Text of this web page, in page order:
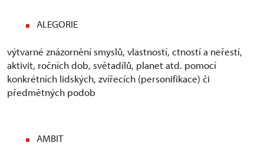
ALEGORIE
výtvarné znázornění smyslů, vlastností, ctností a neřestí,
aktivit, ročních dob, světadílů, planet atd. pomocí
konkrétních lidských, zvířecích (personifikace) či
předmětných podob
AMBIT